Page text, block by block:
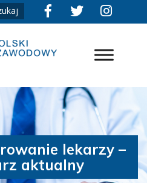
lekarzy –
aktualny